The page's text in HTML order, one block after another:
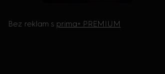
Bez reklam s prima+ PREMIUM